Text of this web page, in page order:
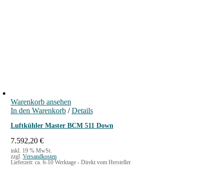
Warenkorb ansehen
In den Warenkorb / Details
Luftkühler Master BCM 511 Down
7.592,20 €
inkl. 19 % MwSt.
zzgl. Versandkosten
Lieferzeit: ca. 6-10 Werktage - Direkt vom Hersteller